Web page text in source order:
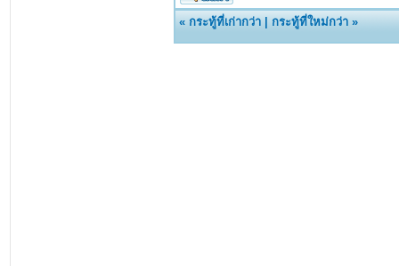
«กระทู้ที่เก่ากว่า |กระทู้ที่ใหม่กว่า »